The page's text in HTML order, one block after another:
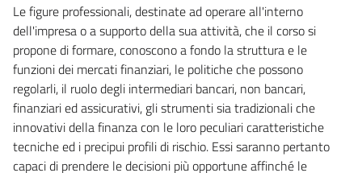
Le figure professionali, destinate ad operare all'interno
dell'impresa o a supporto della sua attività, che il corso si
propone di formare, conoscono a fondo la struttura e le
funzioni dei mercati finanziari, le politiche che possono
regolarli, il ruolo degli intermediari bancari, non bancari,
finanziari ed assicurativi, gli strumenti sia tradizionali che
innovativi della finanza con le loro peculiari caratteristiche
tecniche ed i precipui profili di rischio. Essi saranno pertanto
capaci di prendere le decisioni più opportune affinché le